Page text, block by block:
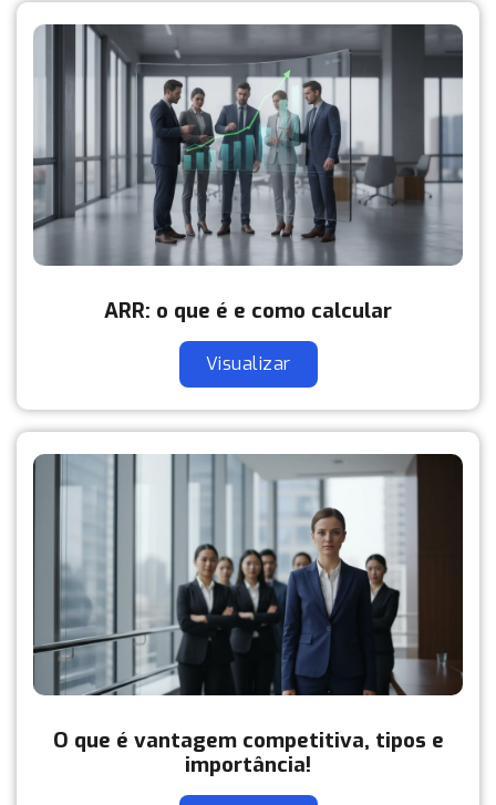
ARR: o que é e como calcular
Visualizar
O que é vantagem competitiva, tipos e
importância!